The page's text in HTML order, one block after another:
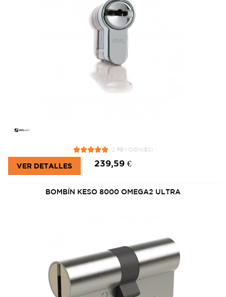
2 REVISIÓN(ES)
239,59 €
VER DETALLES
BOMBÍN KESO 8000 OMEGA2 ULTRA